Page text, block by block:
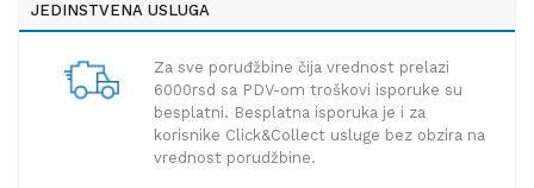
JEDINSTVENA USLUGA
Za sve poruđžbine čija vrednost prelazi
6000rsd sa PDV-om troškovi isporuke su
besplatni. Besplatna isporuka je i za
korisnike Click&Collect usluge bez obzira na
vrednost porudžbine.